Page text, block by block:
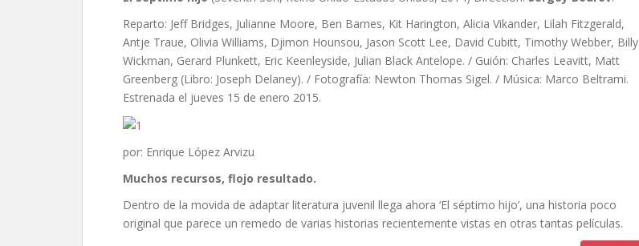
Reparto: Jeff Bridges, Julianne Moore, Ben Barnes, Kit Harington, Alicia Vikander, Lilah Fitzgerald,
Antje Traue, Olivia Williams, Djimon Hounsou, Jason Scott Lee, David Cubitt, Timothy Webber, Billy
Wickman, Gerard Plunkett, Eric Keenleyside, Julian Black Antelope. / Guión: Charles Leavitt, Matt
Greenberg (Libro: Joseph Delaney). / Fotografía: Newton Thomas Sigel. / Música: Marco Beltrami.
Estrenada el jueves 15 de enero 2015.
por: Enrique López Arvizu
Muchos recursos, flojo resultado.
Dentro de la movida de adaptar literatura juvenil llega ahora ‘El séptimo hijo’, una historia poco
original que parece un remedo de varias historias recientemente vistas en otras tantas películas.